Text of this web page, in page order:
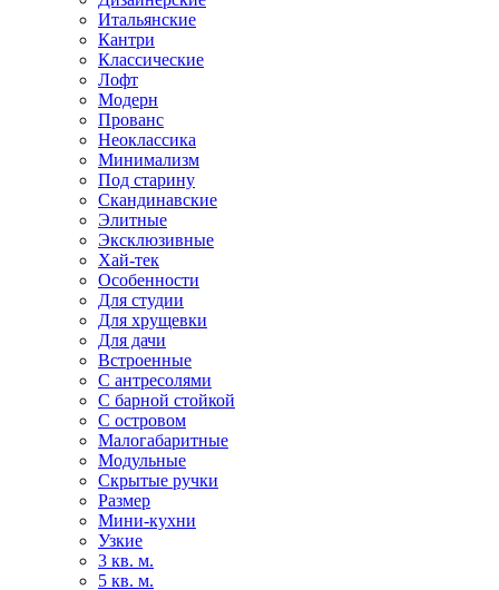
Итальянские
Кантри
Классические
Лофт
Модерн
Прованс
Неоклассика
Минимализм
Под старину
Скандинавские
Элитные
Эксклюзивные
Хай-тек
Особенности
Для студии
Для хрущевки
Для дачи
Встроенные
С антресолями
С барной стойкой
С островом
Малогабаритные
Модульные
Скрытые ручки
Размер
Мини-кухни
Узкие
3 кв. м.
5 кв. м.